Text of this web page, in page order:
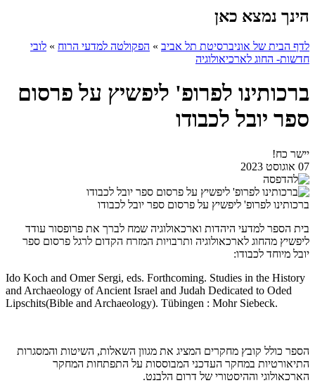
הינך נמצא כאן
לדף הבית של אוניברסיטת תל אביב » הפקולטה למדעי הרוח » לובי
חדשות- החוג לארכיאולוגיה
ברכותינו לפרופ' ליפשיץ על פרסום
ספר יובל לכבודו
יישר כח!
07 אוגוסט 2023
ברכותינו לפרופ' ליפשיץ על פרסום ספר יובל לכבודו
בית הספר למדעי היהדות וארכאולוגיה שמח לברך את פרופסור עודד
ליפשיץ מהחוג לארכאולוגיה ותרבויות המזרח הקדום לרגל פרסום ספר
יובל מיוחד לכבודו:
Ido Koch and Omer Sergi, eds. Forthcoming. Studies in the History
and Archaeology of Ancient Israel and Judah Dedicated to Oded
Lipschits(Bible and Archaeology). Tübingen : Mohr Siebeck.
הספר כולל קובץ מחקרים המציג את מגוון השאלות, השיטות והמסגרות
התיאורטיות במחקר העדכני המבוססות על התפתחות המחקר
הארכאולוגי וההיסטורי של דרום הלבנט.